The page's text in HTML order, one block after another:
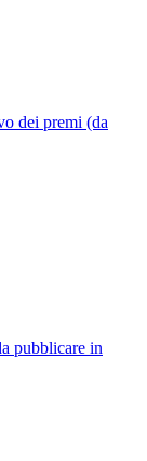
dei premi (da
pubblicare in